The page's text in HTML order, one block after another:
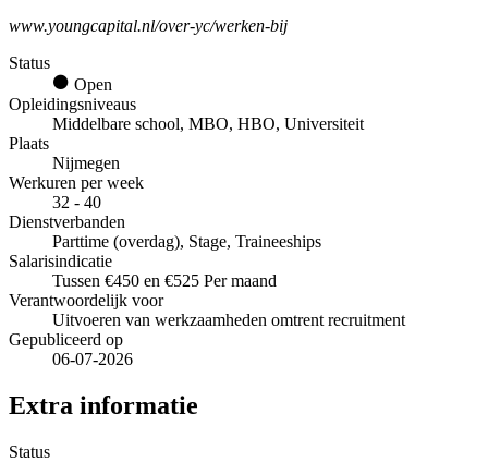
www.youngcapital.nl/over-yc/werken-bij
Status
Open
Opleidingsniveaus
Middelbare school, MBO, HBO, Universiteit
Plaats
Nijmegen
Werkuren per week
32 - 40
Dienstverbanden
Parttime (overdag), Stage, Traineeships
Salarisindicatie
Tussen €450 en €525 Per maand
Verantwoordelijk voor
Uitvoeren van werkzaamheden omtrent recruitment
Gepubliceerd op
06-07-2026
Extra informatie
Status